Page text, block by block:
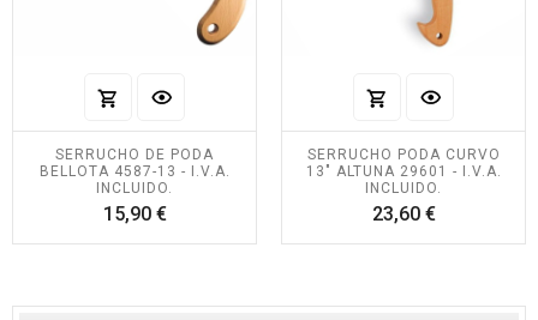
SERRUCHO DE PODA
BELLOTA 4587-13 - I.V.A.
INCLUIDO.
15,90 €Precio
SERRUCHO PODA CURVO
13" ALTUNA 29601 - I.V.A.
INCLUIDO.
23,60 €Precio